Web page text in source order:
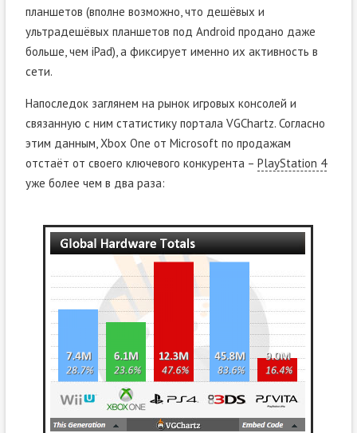
планшетов (вполне возможно, что дешёвых и
ультрадешёвых планшетов под Android продано даже
больше, чем iPad), а фиксирует именно их активность в
сети.
Напоследок заглянем на рынок игровых консолей и
связанную с ним статистику портала VGChartz. Согласно
этим данным, Xbox One от Microsoft по продажам
отстаёт от своего ключевого конкурента – PlayStation 4
уже более чем в два раза: